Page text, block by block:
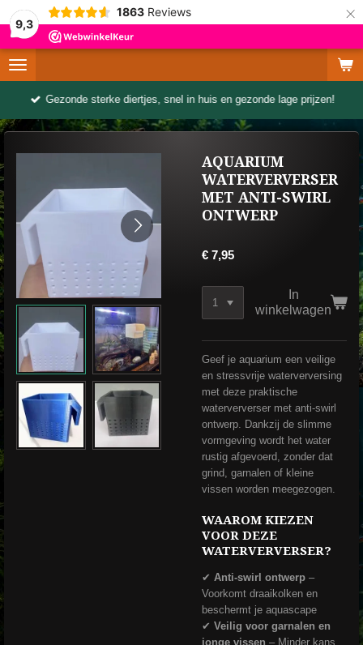
9,3
1863 Reviews ×
Gezonde sterke diertjes, snel in huis en gezonde lage prijzen!
AQUARIUM
WATERVERVERSER
MET ANTI-SWIRL
ONTWERP
€ 7,95
In
winkelwagen
Geef je aquarium een veilige
en stressvrije waterverversing
met deze praktische
waterververser met anti-swirl
ontwerp. Dankzij de slimme
vormgeving wordt het water
rustig afgevoerd, zonder dat
grind, garnalen of kleine
vissen worden meegezogen.
WAAROM KIEZEN
VOOR DEZE
WATERVERVERSER?
✔ Anti-swirl ontwerp –
Voorkomt draaikolken en
beschermt je aquascape
✔ Veilig voor garnalen en
jonge vissen – Minder kans